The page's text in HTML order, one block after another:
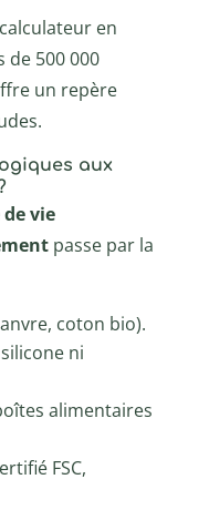
calculateur en
500 000
un repère
aux
vie
passe par la
coton bio).
ni
alimentaires
FSC,